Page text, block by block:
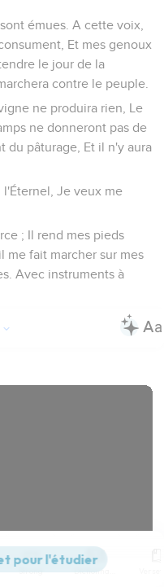
émues. A cette voix,
Et mes genoux
le jour de la
contre le peuple.
ne produira rien, Le
ne donneront pas de
du pâturage, Et il n'y aura
Je veux me
; Il rend mes pieds
me fait marcher sur mes
Avec instruments à
Strong